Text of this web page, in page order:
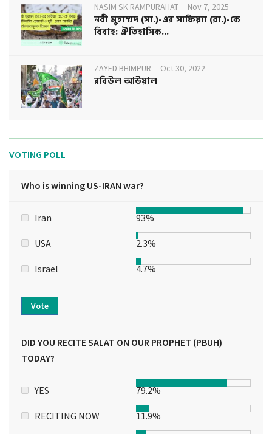
NASIM SK RAMPURAHAT Nov 7, 2025
নবী মুহাম্মদ (সা.)-এর সাফিয়্যা (রা.)-কে
বিবাহ: ঐতিহাসিক...
ZAYED BHIMPUR Oct 30, 2022
রবিউল আউয়াল
VOTING POLL
Who is winning US-IRAN war?
Iran 93%
USA 2.3%
Israel 4.7%
Vote
DID YOU RECITE SALAT ON OUR PROPHET (PBUH)
TODAY?
YES 79.2%
RECITING NOW 11.9%